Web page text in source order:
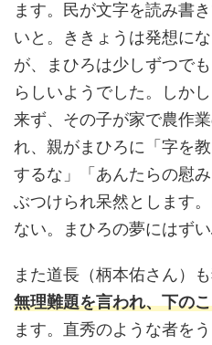
ます。民が文字を読み書
いと。ききょうは発想に
が、まひろは少しずつで
らしいようでした。しか
来ず、その子が家で農作
れ、親がまひろに「字を
するな」「あんたらの慰
ぶつけられ呆然とします
ない。まひろの夢にはず
また道長（柄本佑さん）
無理難題を言われ、下の
ます。直秀のような者を